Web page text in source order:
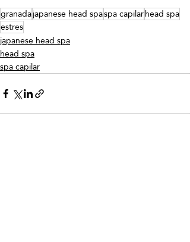
granadajapanese head spaspa capilarhead spa
estres
japanese head spa
head spa
spa capilar